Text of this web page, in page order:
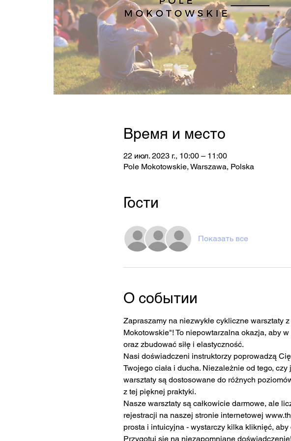
Время и место
22 июл. 2023 г., 10:00 – 11:00
Pole Mokotowskie, Warszawa, Polska
Гости
Показать все
О событии
Zapraszamy na niezwykłe cykliczne warsztaty
Mokotowskie"! To niepowtarzalna okazja, aby
oraz zbudować siłę i elastyczność.
Nasi doświadczeni instruktorzy poprowadzą
Twojego ciała i ducha. Niezależnie od tego,
warsztaty są dostosowane do różnych
z tej pięknej praktyki.
Nasze warsztaty są całkowicie darmowe, ale
rejestracji na naszej stronie internetowej
prosta i intuicyjna - wystarczy kilka kliknięć,
Przygotuj się na niezapomniane